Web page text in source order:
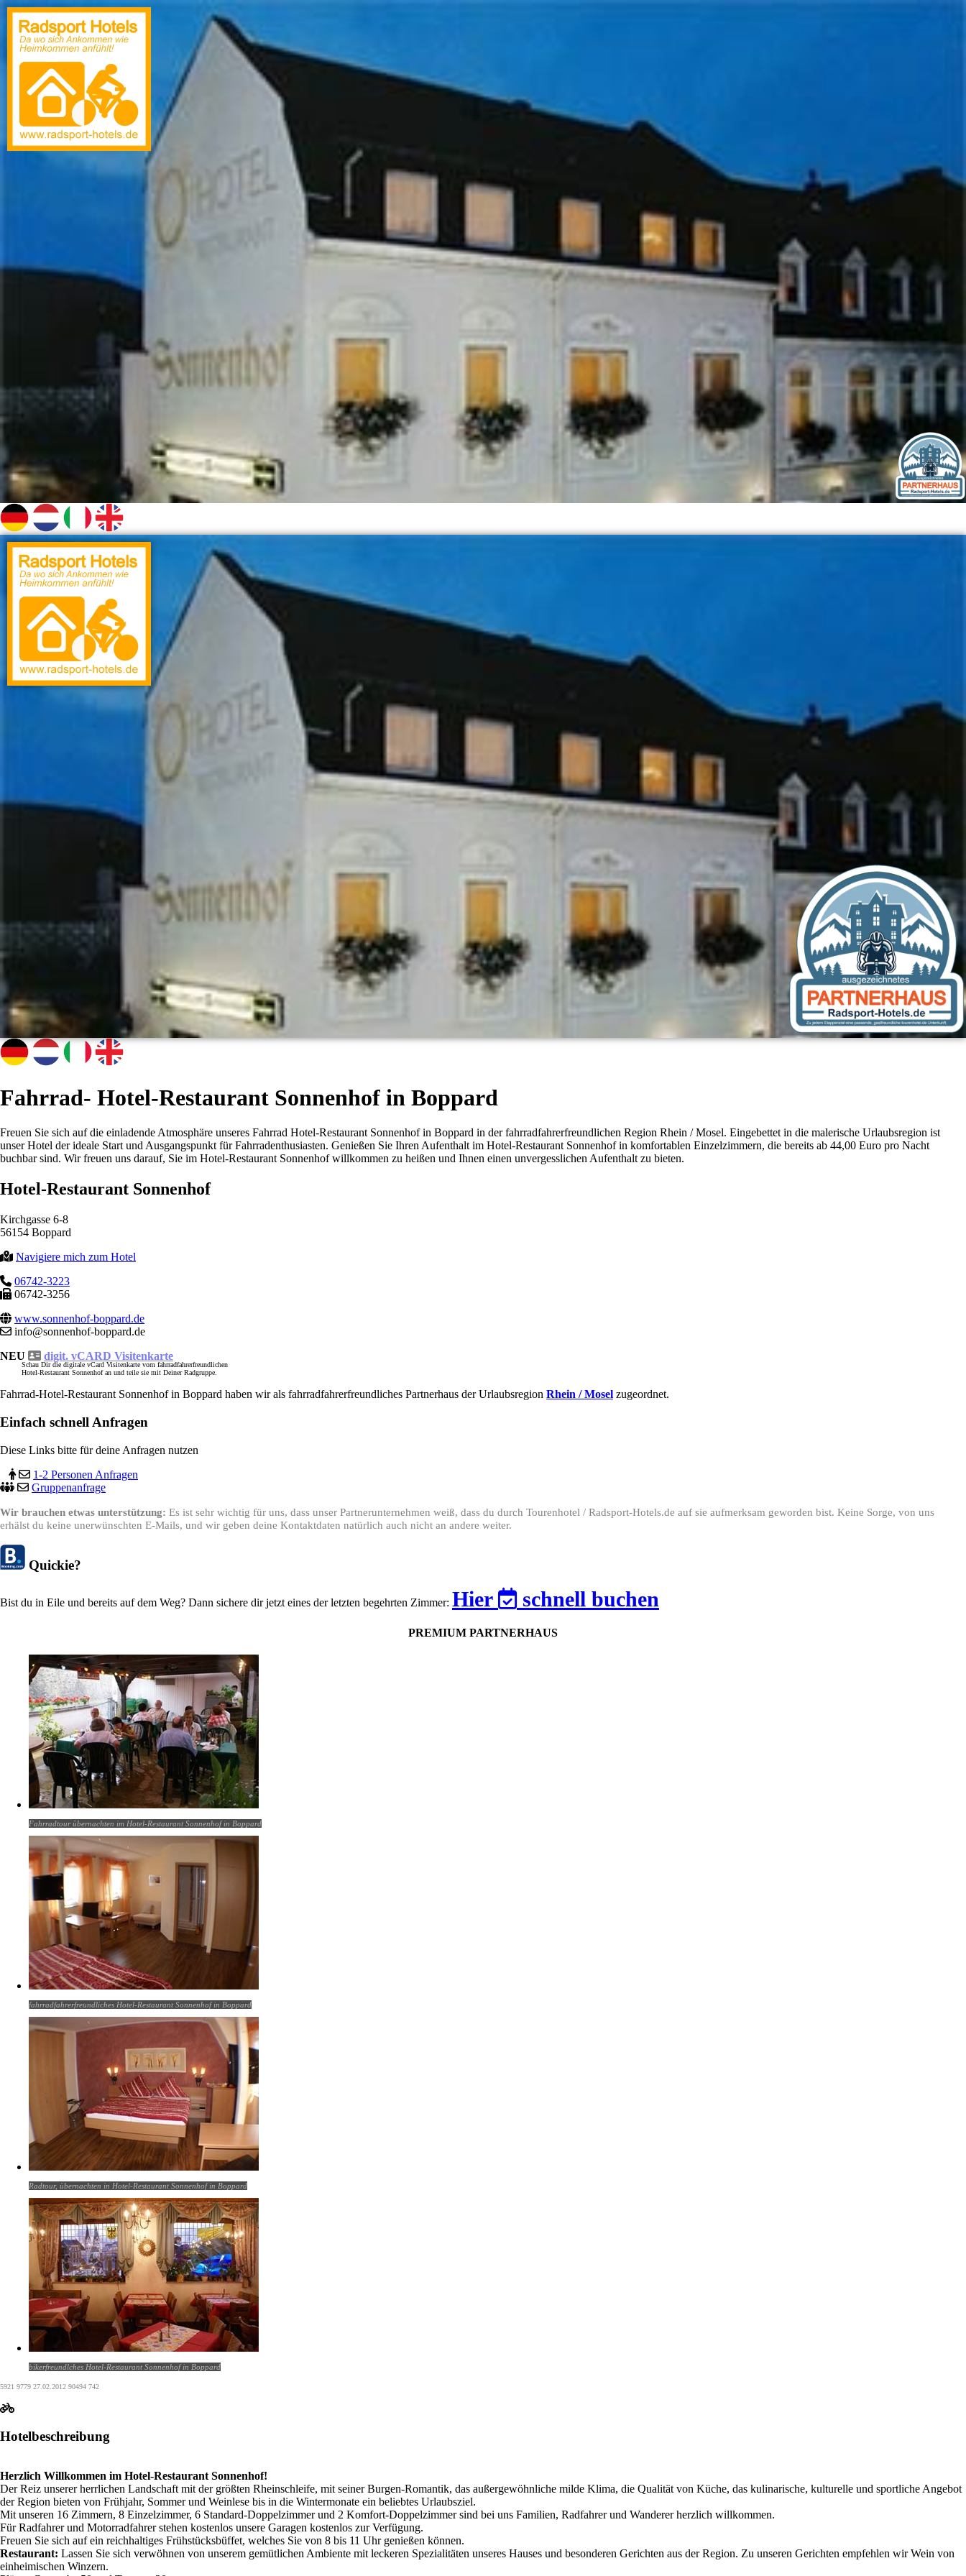
Fahrrad- Hotel-Restaurant Sonnenhof in Boppard
Freuen Sie sich auf die einladende Atmosphäre unseres Fahrrad Hotel-Restaurant Sonnenhof in Boppard in der fahrradfahrerfreundlichen Region Rhein / Mosel. Eingebettet in die malerische Urlaubsregion ist
unser Hotel der ideale Start und Ausgangspunkt für Fahrradenthusiasten. Genießen Sie Ihren Aufenthalt im Hotel-Restaurant Sonnenhof in komfortablen Einzelzimmern, die bereits ab 44,00 Euro pro Nacht
buchbar sind. Wir freuen uns darauf, Sie im Hotel-Restaurant Sonnenhof willkommen zu heißen und Ihnen einen unvergesslichen Aufenthalt zu bieten.
Hotel-Restaurant Sonnenhof
Kirchgasse 6-8
56154 Boppard
Navigiere mich zum Hotel
06742-3223
06742-3256
www.sonnenhof-boppard.de
info@sonnenhof-boppard.de
NEU
digit. vCARD Visitenkarte
Schau Dir die digitale vCard Visitenkarte vom fahrradfahrerfreundlichen
Hotel-Restaurant Sonnenhof an und teile sie mit Deiner Radgruppe.
Fahrrad-Hotel-Restaurant Sonnenhof in Boppard haben wir als fahrradfahrerfreundliches Partnerhaus der Urlaubsregion Rhein / Mosel zugeordnet.
Einfach schnell Anfragen
Diese Links bitte für deine Anfragen nutzen
1-2 Personen Anfragen
Gruppenanfrage
Wir brauchen etwas unterstützung: Es ist sehr wichtig für uns, dass unser Partnerunternehmen weiß, dass du durch Tourenhotel / Radsport-Hotels.de auf sie aufmerksam geworden bist. Keine Sorge, von uns
erhälst du keine unerwünschten E-Mails, und wir geben deine Kontaktdaten natürlich auch nicht an andere weiter.
Quickie?
Bist du in Eile und bereits auf dem Weg? Dann sichere dir jetzt eines der letzten begehrten Zimmer: Hier schnell buchen
PREMIUM PARTNERHAUS
Fahrradtour übernachten im Hotel-Restaurant Sonnenhof in Boppard
fahrradfahrerfreundliches Hotel-Restaurant Sonnenhof in Boppard
Radtour, übernachten in Hotel-Restaurant Sonnenhof in Boppard
bikerfreundlches Hotel-Restaurant Sonnenhof in Boppard
5921 9779 27.02.2012 90494 742
Hotelbeschreibung
Herzlich Willkommen im Hotel-Restaurant Sonnenhof!
Der Reiz unserer herrlichen Landschaft mit der größten Rheinschleife, mit seiner Burgen-Romantik, das außergewöhnliche milde Klima, die Qualität von Küche, das kulinarische, kulturelle und sportliche Angebot
der Region bieten von Frühjahr, Sommer und Weinlese bis in die Wintermonate ein beliebtes Urlaubsziel.
Mit unseren 16 Zimmern, 8 Einzelzimmer, 6 Standard-Doppelzimmer und 2 Komfort-Doppelzimmer sind bei uns Familien, Radfahrer und Wanderer herzlich willkommen.
Für Radfahrer und Motorradfahrer stehen kostenlos unsere Garagen kostenlos zur Verfügung.
Freuen Sie sich auf ein reichhaltiges Frühstücksbüffet, welches Sie von 8 bis 11 Uhr genießen können.
Restaurant: Lassen Sie sich verwöhnen von unserem gemütlichen Ambiente mit leckeren Spezialitäten unseres Hauses und besonderen Gerichten aus der Region. Zu unseren Gerichten empfehlen wir Wein von
einheimischen Winzern.